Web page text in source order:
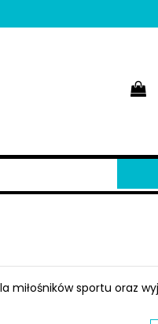
miłośników sportu oraz